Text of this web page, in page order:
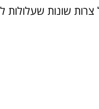
שונות שעלולות